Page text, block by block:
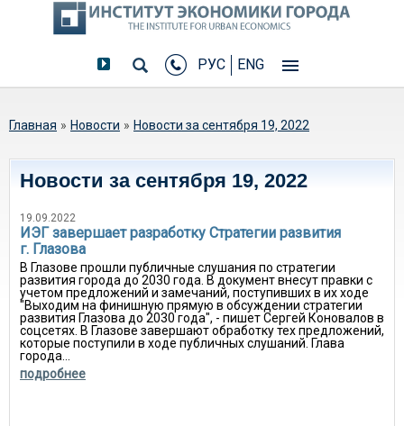
РУС ENG
Вы здесь
Главная » Новости » Новости за сентября 19, 2022
Новости за сентября 19, 2022
19.09.2022
ИЭГ завершает разработку Стратегии развития
г. Глазова
В Глазове прошли публичные слушания по стратегии
развития города до 2030 года. В документ внесут правки с
учетом предложений и замечаний, поступивших в их ходе
"Выходим на финишную прямую в обсуждении стратегии
развития Глазова до 2030 года", - пишет Сергей Коновалов в
соцсетях. В Глазове завершают обработку тех предложений,
которые поступили в ходе публичных слушаний. Глава
города...
подробнее